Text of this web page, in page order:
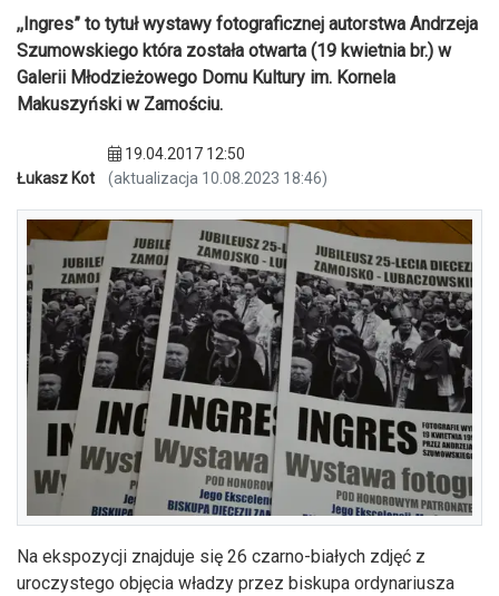
,,Ingres” to tytuł wystawy fotograficznej autorstwa Andrzeja
Szumowskiego która została otwarta (19 kwietnia br.) w
Galerii Młodzieżowego Domu Kultury im. Kornela
Makuszyński w Zamościu.
Łukasz Kot
19.04.2017 12:50
(aktualizacja 10.08.2023 18:46)
Na ekspozycji znajduje się 26 czarno-białych zdjęć z
uroczystego objęcia władzy przez biskupa ordynariusza